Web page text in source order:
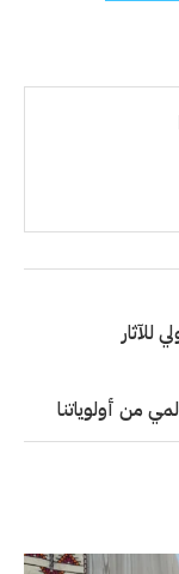
للآثار
من أولوياتنا